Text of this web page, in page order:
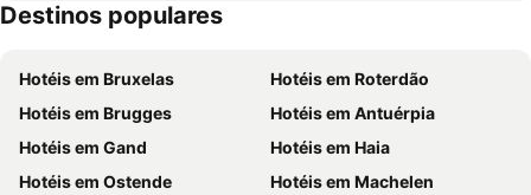
City2Beach Hotel
Sint Willibrord-kerk
Vrijetijdscentrum De Parel
Nederlandse Hervormde Kerk
Subtropische tuin Fort den Haak
Vrouwenpolder
Jachtclub Veere
Belle Epoque Centrum
Sint-Andries
Rommelmarkt Heist
Destinos populares
Hotéis em Bruxelas
Hotéis em Roterdão
Hotéis em Brugges
Hotéis em Antuérpia
Hotéis em Gand
Hotéis em Haia
Hotéis em Ostende
Hotéis em Machelen